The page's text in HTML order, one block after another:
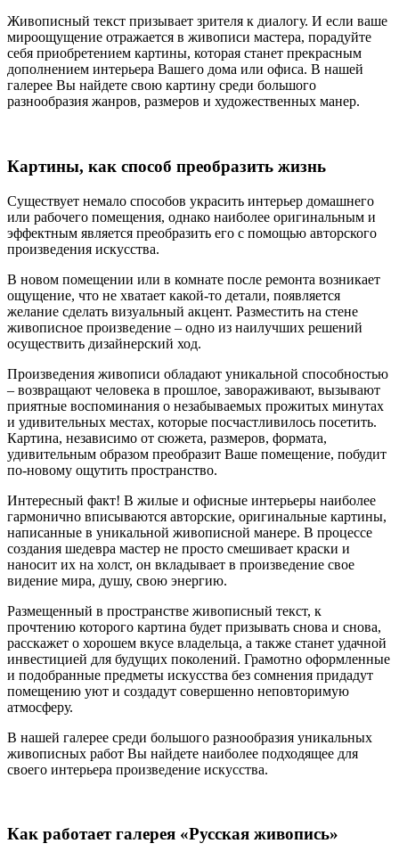
Живописный текст призывает зрителя к диалогу. И если ваше
мироощущение отражается в живописи мастера, порадуйте
себя приобретением картины, которая станет прекрасным
дополнением интерьера Вашего дома или офиса. В нашей
галерее Вы найдете свою картину среди большого
разнообразия жанров, размеров и художественных манер.
Картины, как способ преобразить жизнь
Существует немало способов украсить интерьер домашнего
или рабочего помещения, однако наиболее оригинальным и
эффектным является преобразить его с помощью авторского
произведения искусства.
В новом помещении или в комнате после ремонта возникает
ощущение, что не хватает какой-то детали, появляется
желание сделать визуальный акцент. Разместить на стене
живописное произведение – одно из наилучших решений
осуществить дизайнерский ход.
Произведения живописи обладают уникальной способностью
– возвращают человека в прошлое, завораживают, вызывают
приятные воспоминания о незабываемых прожитых минутах
и удивительных местах, которые посчастливилось посетить.
Картина, независимо от сюжета, размеров, формата,
удивительным образом преобразит Ваше помещение, побудит
по-новому ощутить пространство.
Интересный факт! В жилые и офисные интерьеры наиболее
гармонично вписываются авторские, оригинальные картины,
написанные в уникальной живописной манере. В процессе
создания шедевра мастер не просто смешивает краски и
наносит их на холст, он вкладывает в произведение свое
видение мира, душу, свою энергию.
Размещенный в пространстве живописный текст, к
прочтению которого картина будет призывать снова и снова,
расскажет о хорошем вкусе владельца, а также станет удачной
инвестицией для будущих поколений. Грамотно оформленные
и подобранные предметы искусства без сомнения придадут
помещению уют и создадут совершенно неповторимую
атмосферу.
В нашей галерее среди большого разнообразия уникальных
живописных работ Вы найдете наиболее подходящее для
своего интерьера произведение искусства.
Как работает галерея «Русская живопись»